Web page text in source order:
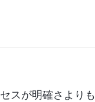
スが明確さより